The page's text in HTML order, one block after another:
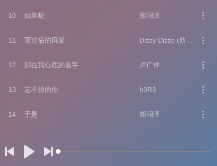
10 郑润泽
如果呢
11 雨过后的风景
12 卢广仲
刻在我心底的名字
13 h3R3
忘不掉的你
14 郑润泽
于是